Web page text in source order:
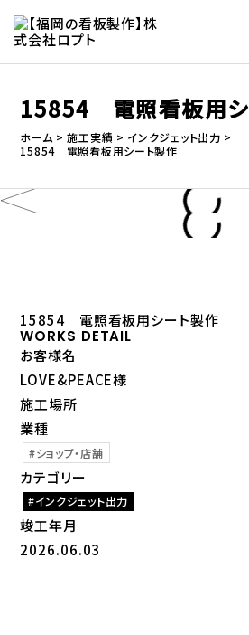
15854 電照看板用シ
ホーム 施工実績
インクジェット出力
15854 電照看板用シート製作
15854 電照看板用シート製作
WORKS DETAIL
お客様名
LOVE&PEACE様
施工場所
業種
ショップ・店舗
カテゴリー
インクジェット出力
竣工年月
2026.06.03